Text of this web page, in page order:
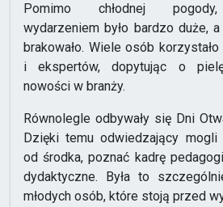
Pomimo chłodnej pogody,
wydarzeniem było bardzo duże,
brakowało. Wiele osób
i ekspertów, dopytując o
nowości w branży.
Równolegle odbywały się Dni
Dzięki temu odwiedzający mogli
od środka, poznać kadrę
dydaktyczne. Była to
młodych osób, które stoją przed